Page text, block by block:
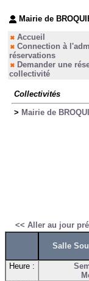
Mairie de
Accueil
Connection à
réservations
Demander une
collectivité
Collectivités
> Mairie de
<< Aller au jour
Salle
Heure :